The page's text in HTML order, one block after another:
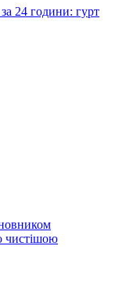
24 години: гурт
чистішою